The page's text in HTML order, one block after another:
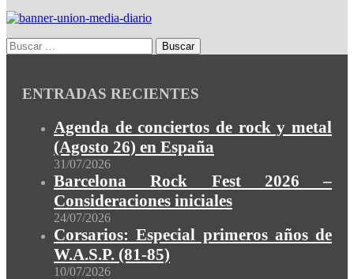
ENTRADAS RECIENTES
Agenda de conciertos de rock y metal
(Agosto 26) en España
31/07/2026
Barcelona Rock Fest 2026 –
Consideraciones iniciales
24/07/2026
Corsarios: Especial primeros años de
W.A.S.P. (81-85)
10/07/2026